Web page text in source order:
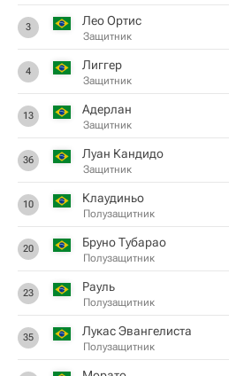
3 Лео Ортис
Защитник
4 Лиггер
Защитник
13 Адерлан
Защитник
36 Луан Кандидо
Защитник
10 Клаудиньо
Полузащитник
20 Бруно Тубарао
Полузащитник
23 Рауль
Полузащитник
35 Лукас Эвангелиста
Полузащитник